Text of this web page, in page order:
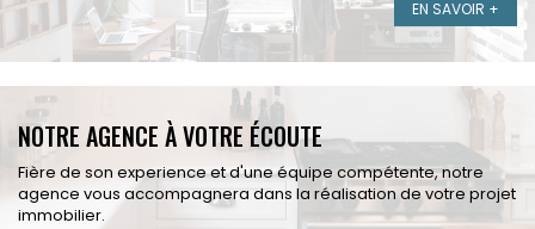
EN SAVOIR +
NOTRE AGENCE À VOTRE ÉCOUTE
Fière de son experience et d'une équipe compétente, notre
agence vous accompagnera dans la réalisation de votre projet
immobilier.